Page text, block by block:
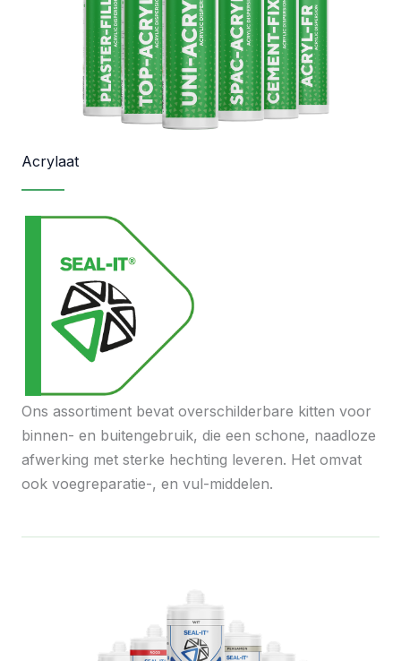
Acrylaat
Ons assortiment bevat overschilderbare kitten voor
binnen- en buitengebruik, die een schone, naadloze
afwerking met sterke hechting leveren. Het omvat
ook voegreparatie-, en vul-middelen.